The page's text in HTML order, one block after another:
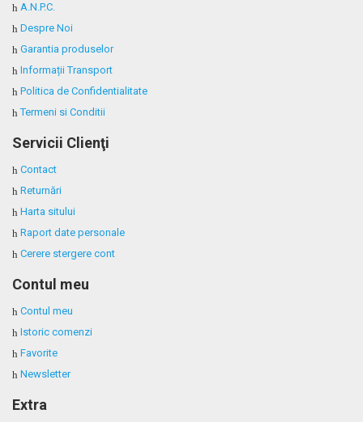
A.N.P.C.
Despre Noi
Garantia produselor
Informații Transport
Politica de Confidentialitate
Termeni si Conditii
Servicii Clienţi
Contact
Returnări
Harta sitului
Raport date personale
Cerere stergere cont
Contul meu
Contul meu
Istoric comenzi
Favorite
Newsletter
Extra